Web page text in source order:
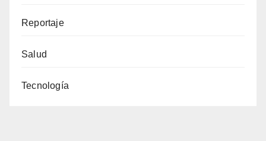
Reportaje
Salud
Tecnología